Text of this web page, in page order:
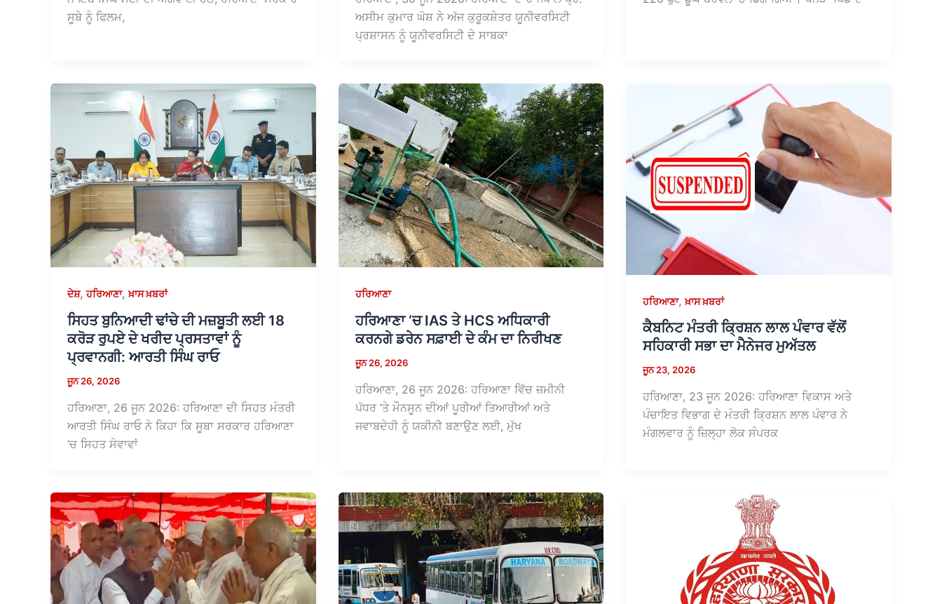
ਸੂਬੇ ਨੂੰ ਫਿਲਮ,
ਅਸੀਮ ਕੁਮਾਰ ਘੋਸ਼ ਨੇ ਅੱਜ ਕੁਰੂਕਸ਼ੇਤਰ ਯੂਨੀਵਰਸਿਟੀ
ਪ੍ਰਸ਼ਾਸਨ ਨੂੰ ਯੂਨੀਵਰਸਿਟੀ ਦੇ ਸਾਬਕਾ
ਦੇਸ਼,ਹਰਿਆਣਾ,ਖ਼ਾਸ ਖ਼ਬਰਾਂ
ਸਿਹਤ ਬੁਨਿਆਦੀ ਢਾਂਚੇ ਦੀ ਮਜ਼ਬੂਤੀ ਲਈ 18
ਕਰੋੜ ਰੁਪਏ ਦੇ ਖਰੀਦ ਪ੍ਰਸਤਾਵਾਂ ਨੂੰ
ਪ੍ਰਵਾਨਗੀ: ਆਰਤੀ ਸਿੰਘ ਰਾਓ
ਜੂਨ 26, 2026
ਹਰਿਆਣਾ, 26 ਜੂਨ 2026: ਹਰਿਆਣਾ ਦੀ ਸਿਹਤ ਮੰਤਰੀ
ਆਰਤੀ ਸਿੰਘ ਰਾਓ ਨੇ ਕਿਹਾ ਕਿ ਸੂਬਾ ਸਰਕਾਰ ਹਰਿਆਣਾ
‘ਚ ਸਿਹਤ ਸੇਵਾਵਾਂ
ਹਰਿਆਣਾ
ਹਰਿਆਣਾ ‘ਚ IAS ਤੇ HCS ਅਧਿਕਾਰੀ
ਕਰਨਗੇ ਡਰੇਨ ਸਫ਼ਾਈ ਦੇ ਕੰਮ ਦਾ ਨਿਰੀਖਣ
ਜੂਨ 26, 2026
ਹਰਿਆਣਾ, 26 ਜੂਨ 2026: ਹਰਿਆਣਾ ਵਿੱਚ ਜ਼ਮੀਨੀ
ਪੱਧਰ ‘ਤੇ ਮੌਨਸੂਨ ਦੀਆਂ ਪੂਰੀਆਂ ਤਿਆਰੀਆਂ ਅਤੇ
ਜਵਾਬਦੇਹੀ ਨੂੰ ਯਕੀਨੀ ਬਣਾਉਣ ਲਈ, ਮੁੱਖ
ਹਰਿਆਣਾ,ਖ਼ਾਸ ਖ਼ਬਰਾਂ
ਕੈਬਨਿਟ ਮੰਤਰੀ ਕ੍ਰਿਸ਼ਨ ਲਾਲ ਪੰਵਾਰ ਵੱਲੋਂ
ਸਹਿਕਾਰੀ ਸਭਾ ਦਾ ਮੈਨੇਜਰ ਮੁਅੱਤਲ
ਜੂਨ 23, 2026
ਹਰਿਆਣਾ, 23 ਜੂਨ 2026: ਹਰਿਆਣਾ ਵਿਕਾਸ ਅਤੇ
ਪੰਚਾਇਤ ਵਿਭਾਗ ਦੇ ਮੰਤਰੀ ਕ੍ਰਿਸ਼ਨ ਲਾਲ ਪੰਵਾਰ ਨੇ
ਮੰਗਲਵਾਰ ਨੂੰ ਜ਼ਿਲ੍ਹਾ ਲੋਕ ਸੰਪਰਕ